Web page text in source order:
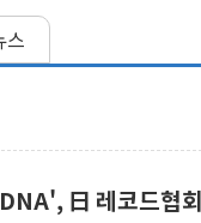
스
日 레코드협